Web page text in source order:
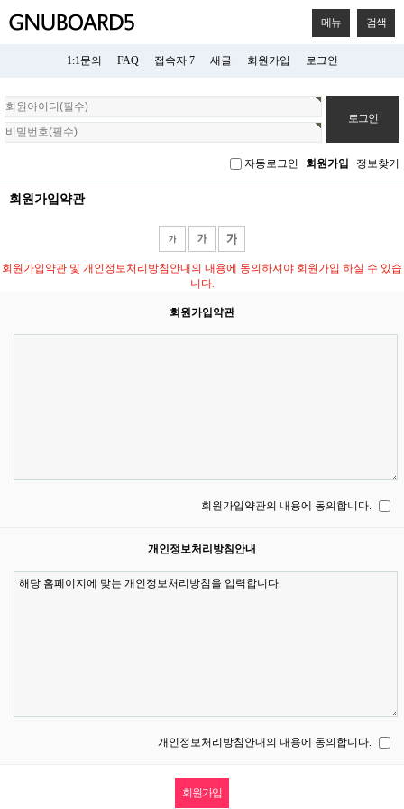
메뉴 검색
1:1문의 FAQ 접속자 7 새글 회원가입 로그인
회
원
로
자동로그인 회원가입 정보찾기
회원가입약관
회원가입약관 및 개인정보처리방침안내의 내용에 동의하셔야 회원가입 하실 수 있습
니다.
회원가입약관
회원가입약관의 내용에 동의합니다.
개인정보처리방침안내
개인정보처리방침안내의 내용에 동의합니다.